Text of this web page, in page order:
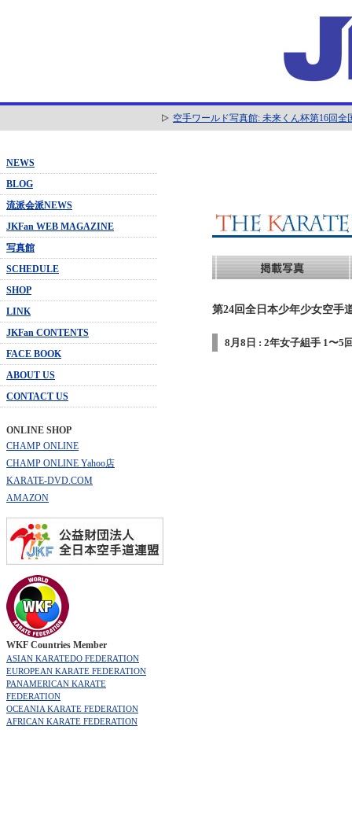
空手ワールド写真館: 未来くん杯第16回
NEWS
BLOG
流派会派NEWS
JKFan WEB MAGAZINE
写真館
SCHEDULE
SHOP
LINK
JKFan CONTENTS
FACE BOOK
ABOUT US
CONTACT US
ONLINE SHOP
CHAMP ONLINE
CHAMP ONLINE Yahoo店
KARATE-DVD.COM
AMAZON
WKF Countries Member
ASIAN KARATEDO FEDERATION
EUROPEAN KARATE FEDERATION
PANAMERICAN KARATE
FEDERATION
OCEANIA KARATE FEDERATION
AFRICAN KARATE FEDERATION
第24回全日本少年少女空手
8月8日 : 2年女子組手 1〜5